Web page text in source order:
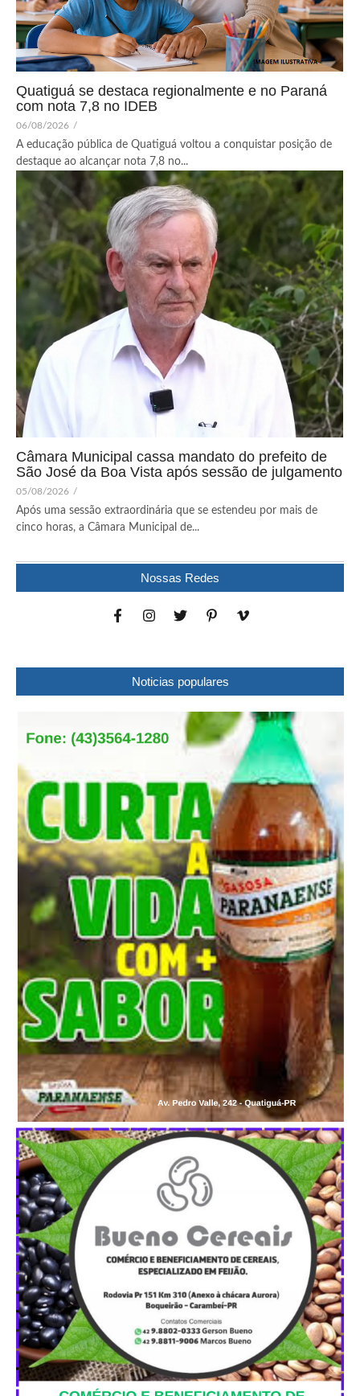
Quatiguá se destaca regionalmente e no Paraná
com nota 7,8 no IDEB
06/08/2026 /
A educação pública de Quatiguá voltou a conquistar posição de
destaque ao alcançar nota 7,8 no...
Câmara Municipal cassa mandato do prefeito de
São José da Boa Vista após sessão de julgamento
05/08/2026 /
Após uma sessão extraordinária que se estendeu por mais de
cinco horas, a Câmara Municipal de...
Nossas Redes
Noticias populares